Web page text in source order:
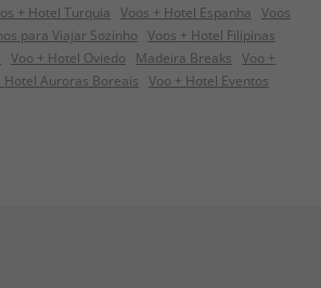
+ Hotel Turquia Voos + Hotel Espanha Voos
para Viajar Sozinho Voos + Hotel Filipinas
Voo + Hotel Oviedo Madeira Breaks Voo +
Hotel Auroras Boreais Voo + Hotel Eventos